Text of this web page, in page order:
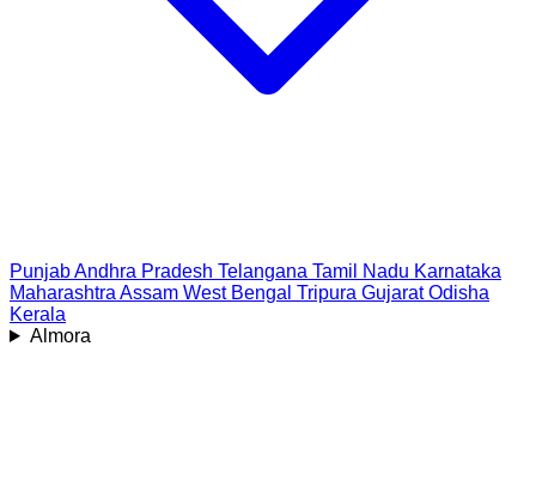
PunjabAndhra Pradesh Telangana Tamil Nadu Karnataka
Maharashtra Assam West Bengal Tripura Gujarat Odisha
Kerala
Almora